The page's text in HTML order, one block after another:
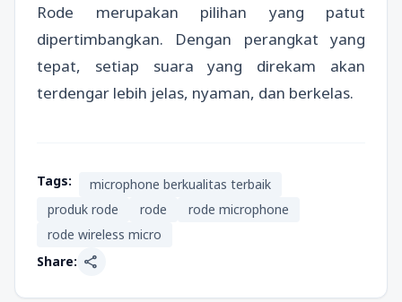
Rode merupakan pilihan yang patut
dipertimbangkan. Dengan perangkat yang
tepat, setiap suara yang direkam akan
terdengar lebih jelas, nyaman, dan berkelas.
Tags:
microphone berkualitas terbaik
produk rode
rode
rode microphone
rode wireless micro
Share: share